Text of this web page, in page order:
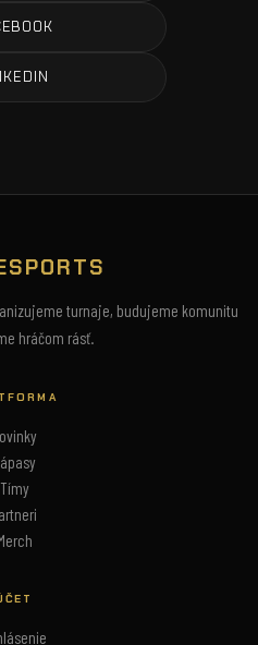
turnaje, budujeme komunitu
hráčom rásť.
Tímy